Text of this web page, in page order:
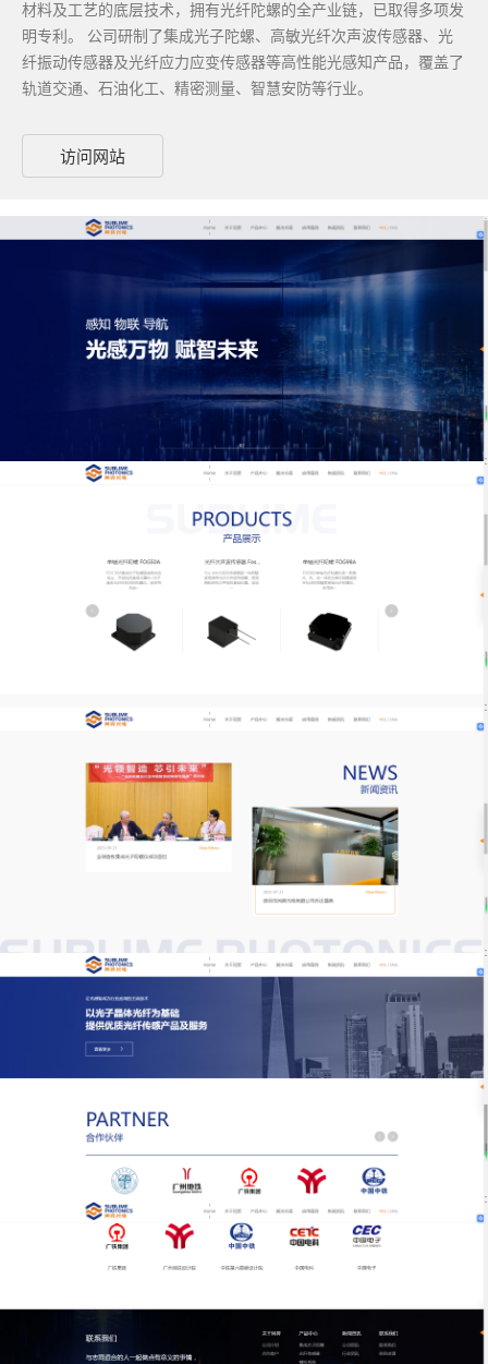
材料及工艺的底层技术，拥有光纤陀螺的全产业链，已取得多项发
明专利。 公司研制了集成光子陀螺、高敏光纤次声波传感器、光
纤振动传感器及光纤应力应变传感器等高性能光感知产品，覆盖了
轨道交通、石油化工、精密测量、智慧安防等行业。
访问网站